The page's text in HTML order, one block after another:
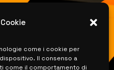
come i cookie per
Il consenso a
come il comportamento di